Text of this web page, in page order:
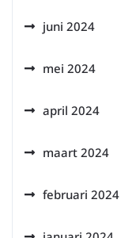
juni 2024
mei 2024
april 2024
maart 2024
februari 2024